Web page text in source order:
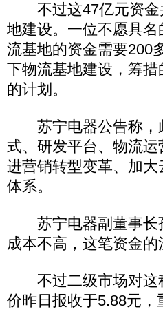
不过这47亿元资金
地建设。一位不愿具
流基地的资金需要200
下物流基地建设，筹
的计划。
苏宁电器公告称，
式、研发平台、物流
进营销转型变革、加
体系。
苏宁电器副董事长
成本不高，这笔资金
不过二级市场对这
价昨日报收于5.88元，